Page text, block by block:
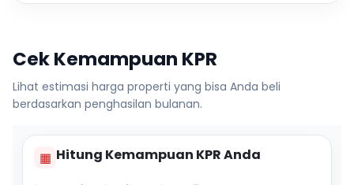
Cek Kemampuan KPR
Lihat estimasi harga properti yang bisa Anda beli
berdasarkan penghasilan bulanan.
▦ Hitung Kemampuan KPR Anda